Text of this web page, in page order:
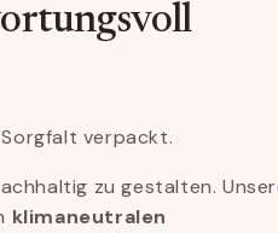
verpackt.
zu gestalten.
klimaneutralen